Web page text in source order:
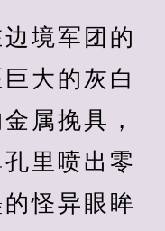
境军团的
大的灰白
属挽具，
里喷出零
怪异眼眸